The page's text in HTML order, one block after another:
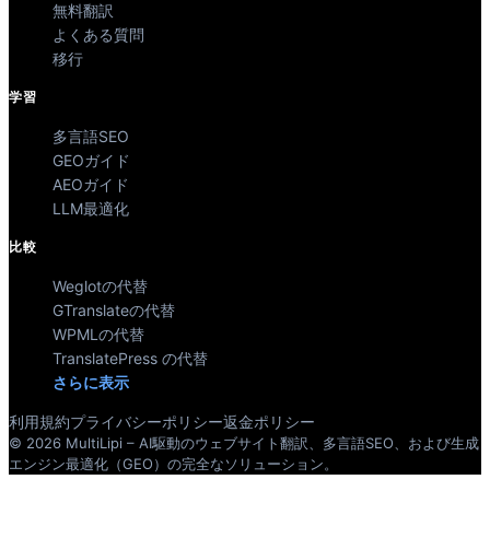
無料翻訳
よくある質問
移行
学習
多言語SEO
GEOガイド
AEOガイド
LLM最適化
比較
Weglotの代替
GTranslateの代替
WPMLの代替
TranslatePress の代替
さらに表示
利用規約プライバシーポリシー返金ポリシー
© 2026 MultiLipi – AI駆動のウェブサイト翻訳、多言語SEO、および生成
エンジン最適化（GEO）の完全なソリューション。